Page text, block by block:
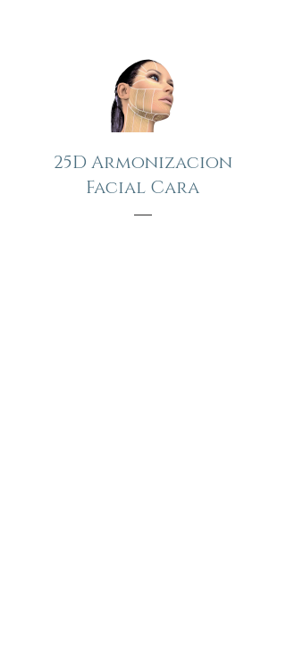
25D Armonizacion
Facial Cara